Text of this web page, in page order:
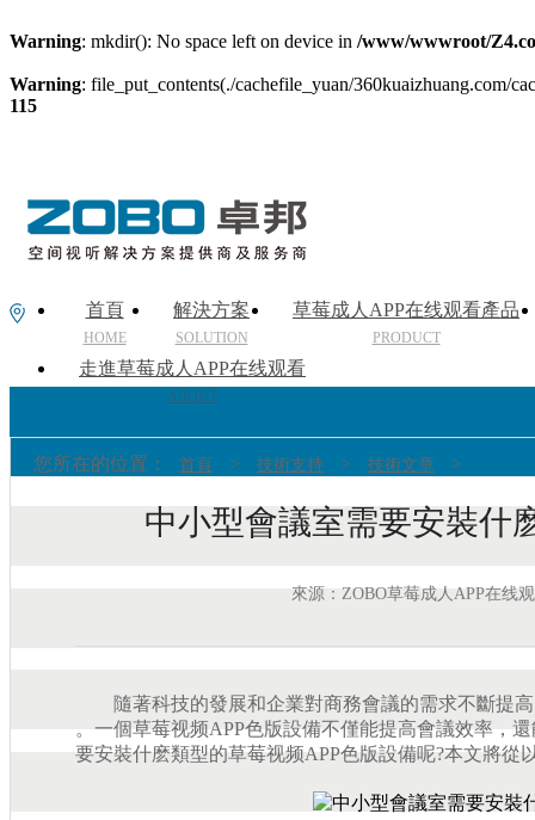
Warning: mkdir(): No space left on device in /www/wwwroot/
Warning: file_put_contents(./cachefile_yuan/360kuaizhuang.com/
115
首頁
HOME
解決方案
SOLUTION
草莓成人APP在线观看產品
PRODUCT
走進草莓成人APP在线观看
ABOUT
您所在的位置： 首頁 > 技術支持 > 技術文章 >
中小型會議室需要安裝什
來源：ZOBO草莓成人APP在线
隨著科技的發展和企業對商務會議的需求不斷提高
。一個草莓视频APP色版設備不僅能提高會議效率，
要安裝什麽類型的草莓视频APP色版設備呢?本文將從